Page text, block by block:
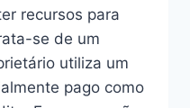
recursos para
se de um
utiliza um
pago como